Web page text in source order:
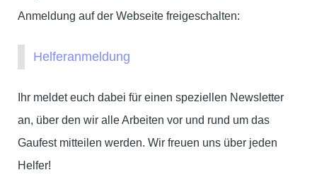
Anmeldung auf der Webseite freigeschalten:
Helferanmeldung
Ihr meldet euch dabei für einen speziellen Newsletter
an, über den wir alle Arbeiten vor und rund um das
Gaufest mitteilen werden. Wir freuen uns über jeden
Helfer!